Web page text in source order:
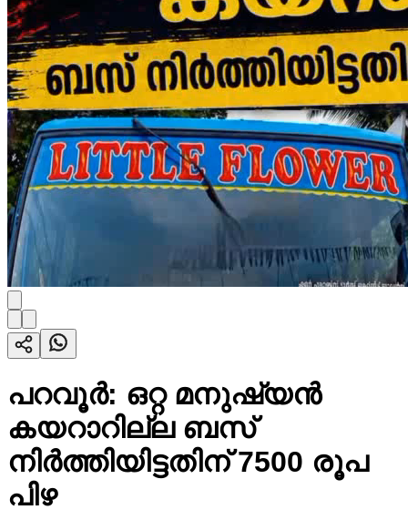
പറവൂർ: ഒറ്റ മനുഷ്യൻ
കയറാറില്ല ബസ്
നിർത്തിയിട്ടതിന് 7500 രൂപ
പിഴ